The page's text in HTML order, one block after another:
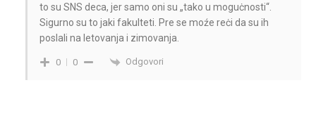
to su SNS deca, jer samo oni su „tako u moguċnosti“.
Sigurno su to jaki fakulteti. Pre se moźe reċi da su ih
poslali na letovanja i zimovanja.
0 0 Odgovori